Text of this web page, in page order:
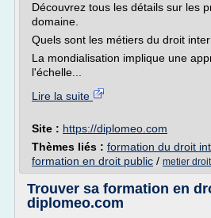
Découvrez tous les détails sur les
domaine.
Quels sont les métiers du droit
La mondialisation implique une
l'échelle...
Lire la suite
Site : https://diplomeo.com
Thèmes liés : formation du droit
formation en droit public / metier
Trouver sa formation en
diplomeo.com